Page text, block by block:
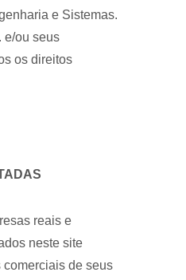
e Sistemas.
e/ou seus
os direitos
reais e
neste site
comerciais de seus